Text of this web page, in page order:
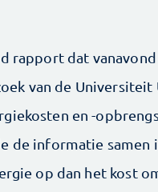
rapport dat
van de
en -
de informatie samen
op dan het kost